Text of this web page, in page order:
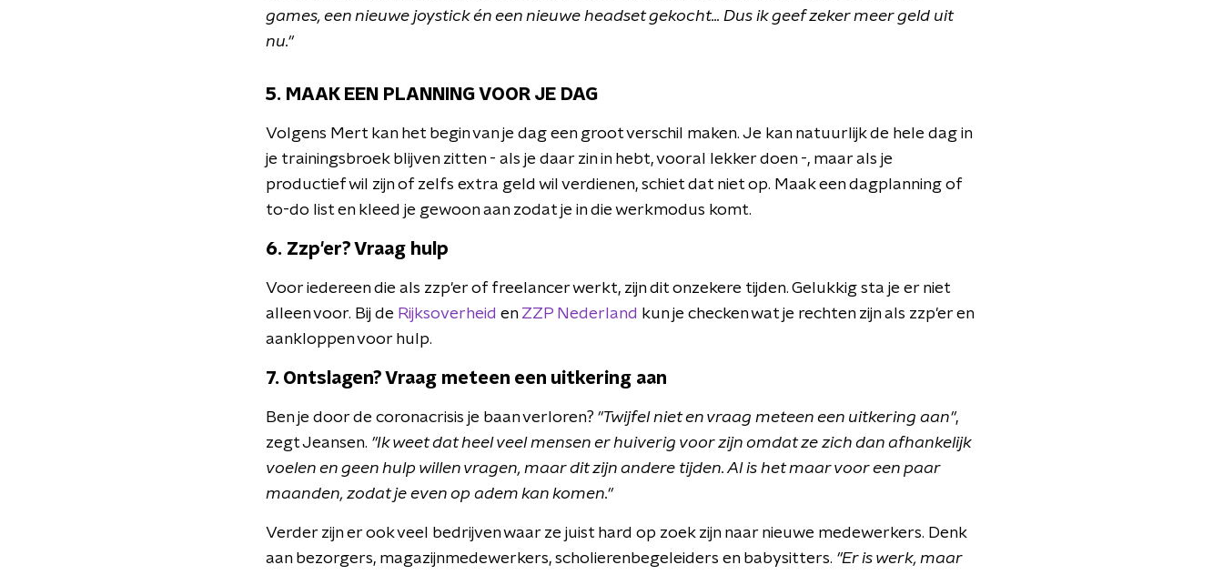
games, een nieuwe joystick én een nieuwe headset gekocht... Dus ik geef zeker meer geld uit
nu."
5. MAAK EEN PLANNING VOOR JE DAG
Volgens Mert kan het begin van je dag een groot verschil maken. Je kan natuurlijk de hele dag in
je trainingsbroek blijven zitten - als je daar zin in hebt, vooral lekker doen -, maar als je
productief wil zijn of zelfs extra geld wil verdienen, schiet dat niet op. Maak een dagplanning of
to-do list en kleed je gewoon aan zodat je in die werkmodus komt.
6. Zzp'er? Vraag hulp
Voor iedereen die als zzp'er of freelancer werkt, zijn dit onzekere tijden. Gelukkig sta je er niet
alleen voor. Bij de Rijksoverheid en ZZP Nederland kun je checken wat je rechten zijn als zzp'er en
aankloppen voor hulp.
7. Ontslagen? Vraag meteen een uitkering aan
Ben je door de coronacrisis je baan verloren? "Twijfel niet en vraag meteen een uitkering aan",
zegt Jeansen. "Ik weet dat heel veel mensen er huiverig voor zijn omdat ze zich dan afhankelijk
voelen en geen hulp willen vragen, maar dit zijn andere tijden. Al is het maar voor een paar
maanden, zodat je even op adem kan komen."
Verder zijn er ook veel bedrijven waar ze juist hard op zoek zijn naar nieuwe medewerkers. Denk
aan bezorgers, magazijnmedewerkers, scholierenbegeleiders en babysitters. "Er is werk, maar